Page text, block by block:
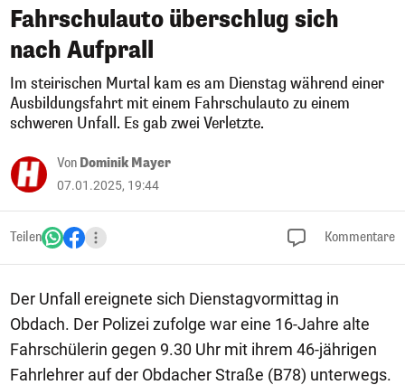
Fahrschulauto überschlug sich
nach Aufprall
Im steirischen Murtal kam es am Dienstag während einer
Ausbildungsfahrt mit einem Fahrschulauto zu einem
schweren Unfall. Es gab zwei Verletzte.
Von Dominik Mayer
07.01.2025, 19:44
Teilen Kommentare
Der Unfall ereignete sich Dienstagvormittag in
Obdach. Der Polizei zufolge war eine 16-Jahre alte
Fahrschülerin gegen 9.30 Uhr mit ihrem 46-jährigen
Fahrlehrer auf der Obdacher Straße (B78) unterwegs.